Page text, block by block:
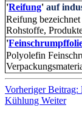
'Reifung' auf
Reifung
Rohstoffe,
'
Polyolefin
Vorheriger
Kühlung Weiter